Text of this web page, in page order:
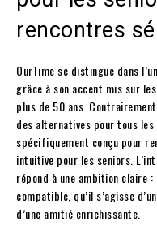
rencontres
OurTime se distingue dans
grâce à son accent mis sur
plus de 50 ans.
des alternatives pour tous
spécifiquement conçu pour
intuitive pour les seniors.
répond à une ambition claire
compatible, qu’il s’agisse
d’une amitié enrichissante.